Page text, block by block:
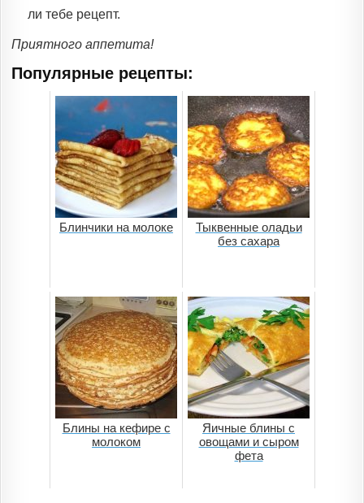
ли тебе рецепт.
Приятного аппетита!
Популярные рецепты:
Блинчики на молоке
Тыквенные оладьи
без сахара
Блины на кефире с
молоком
Яичные блины с
овощами и сыром
фета